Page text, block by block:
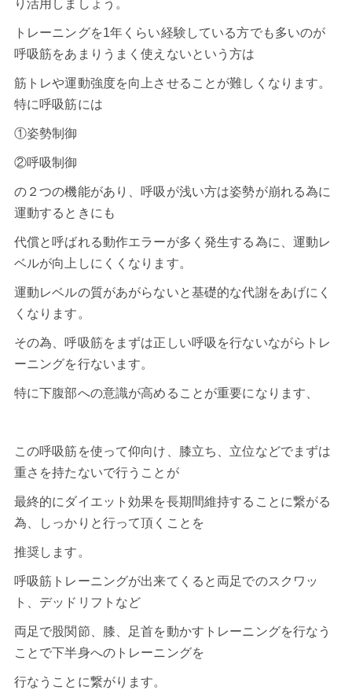
り活用しましょう。
トレーニングを1年くらい経験している方でも多いのが
呼吸筋をあまりうまく使えないという方は
筋トレや運動強度を向上させることが難しくなります。
特に呼吸筋には
①姿勢制御
②呼吸制御
の２つの機能があり、呼吸が浅い方は姿勢が崩れる為に
運動するときにも
代償と呼ばれる動作エラーが多く発生する為に、運動レ
ベルが向上しにくくなります。
運動レベルの質があがらないと基礎的な代謝をあげにく
くなります。
その為、呼吸筋をまずは正しい呼吸を行ないながらトレ
ーニングを行ないます。
特に下腹部への意識が高めることが重要になります、
この呼吸筋を使って仰向け、膝立ち、立位などでまずは
重さを持たないで行うことが
最終的にダイエット効果を長期間維持することに繋がる
為、しっかりと行って頂くことを
推奨します。
呼吸筋トレーニングが出来てくると両足でのスクワッ
ト、デッドリフトなど
両足で股関節、膝、足首を動かすトレーニングを行なう
ことで下半身へのトレーニングを
行なうことに繋がります。